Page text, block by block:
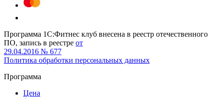
Программа 1С:Фитнес клуб внесена в реестр отечественного
ПО, запись в реестре от
29.04.2016 № 677
Политика обработки персональных данных
Программа
Цена